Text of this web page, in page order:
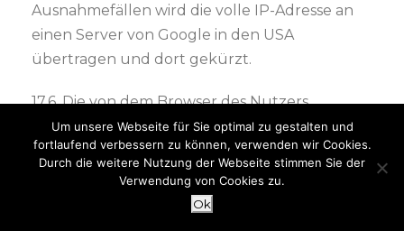
Ausnahmefällen wird die volle IP-Adresse an
einen Server von Google in den USA
übertragen und dort gekürzt.
17.6. Die von dem Browser des Nutzers
übermittelte IP-Adresse wird nicht mit
anderen Daten von Google
zusammengeführt. Die Nutzer können die
Speicherung der Cookies durch eine
Um unsere Webseite für Sie optimal zu gestalten und
fortlaufend verbessern zu können, verwenden wir Cookies.
Durch die weitere Nutzung der Webseite stimmen Sie der
Verwendung von Cookies zu.
Ok